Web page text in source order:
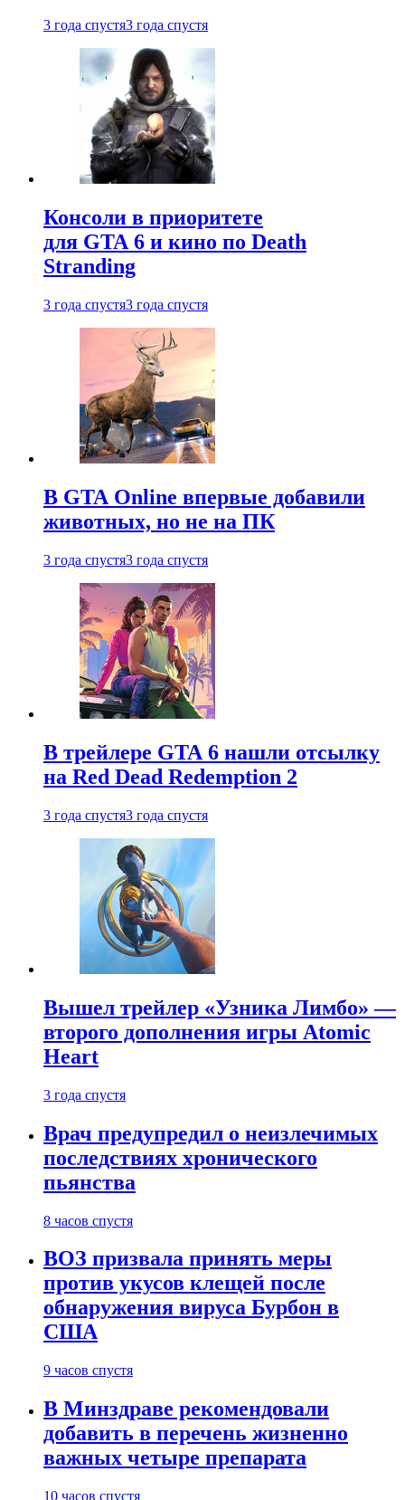
3 года спустя3 года спустя
Консоли в приоритете
для GTA 6 и кино по Death
Stranding
3 года спустя3 года спустя
В GTA Online впервые добавили
животных, но не на ПК
3 года спустя3 года спустя
В трейлере GTA 6 нашли отсылку
на Red Dead Redemption 2
3 года спустя3 года спустя
Вышел трейлер «Узника Лимбо» —
второго дополнения игры Atomic
Heart
3 года спустя
Врач предупредил о неизлечимых
последствиях хронического
пьянства
8 часов спустя
ВОЗ призвала принять меры
против укусов клещей после
обнаружения вируса Бурбон в
США
9 часов спустя
В Минздраве рекомендовали
добавить в перечень жизненно
важных четыре препарата
10 часов спустя